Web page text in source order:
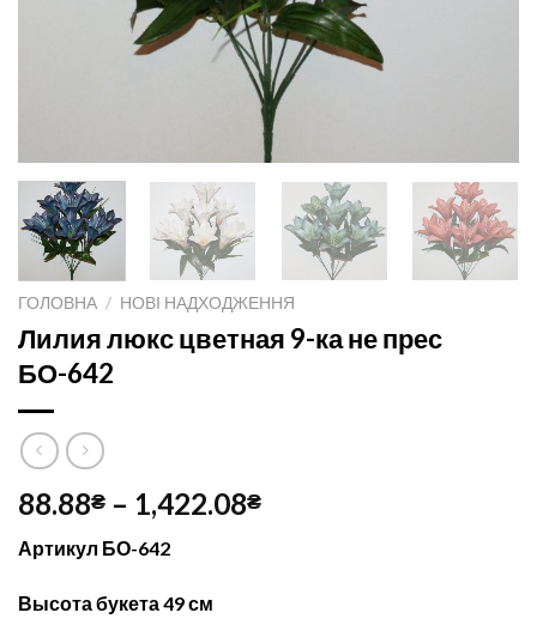
ГОЛОВНА / НОВІ НАДХОДЖЕННЯ
Лилия люкс цветная 9-ка не прес
БО-642
88.88₴ – 1,422.08₴
Артикул БО-642
Высота букета 49см